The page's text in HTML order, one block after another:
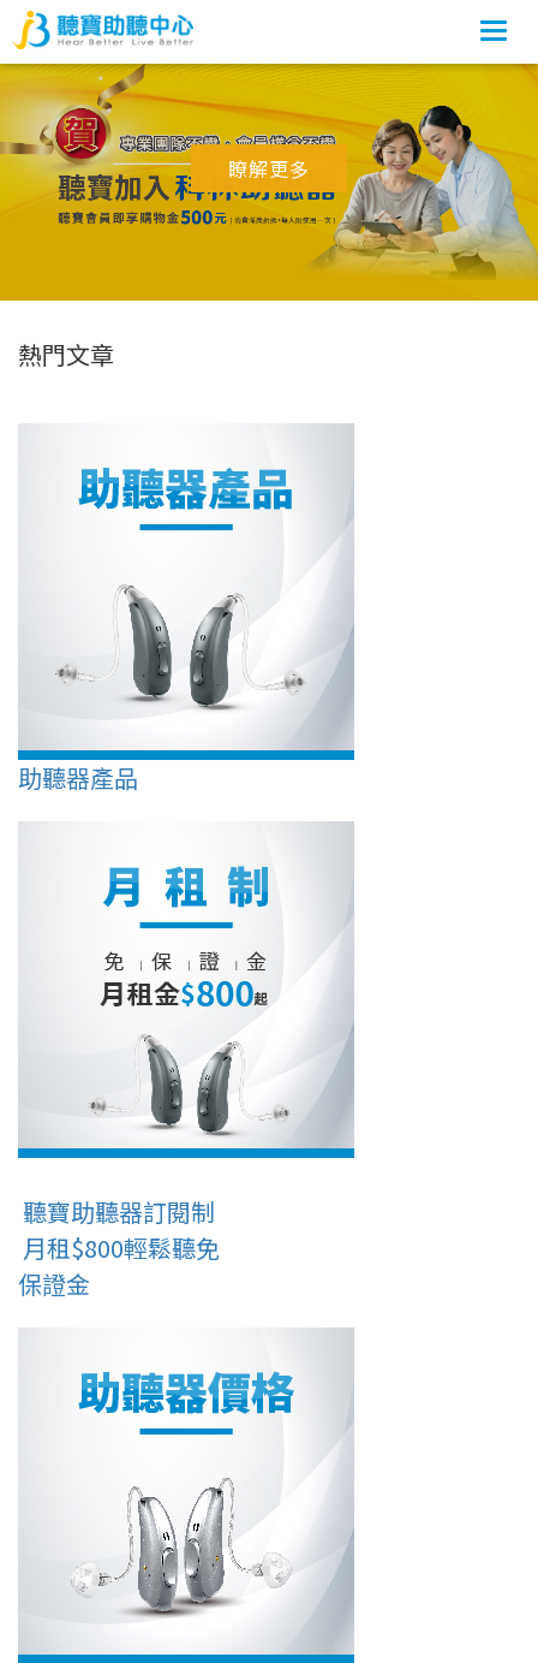
瞭解更多
熱門文章
助聽器產品
聽寶助聽器訂閱制
月租$800輕鬆聽免
保證金